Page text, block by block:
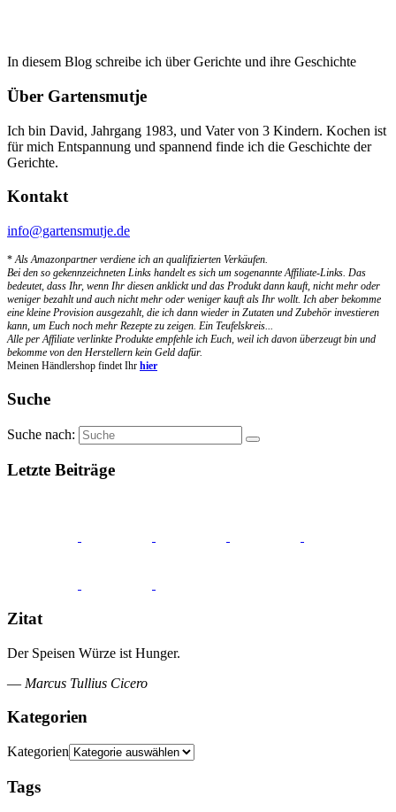
In diesem Blog schreibe ich über Gerichte und ihre Geschichte
Über Gartensmutje
Ich bin David, Jahrgang 1983, und Vater von 3 Kindern. Kochen ist
für mich Entspannung und spannend finde ich die Geschichte der
Gerichte.
Kontakt
info@gartensmutje.de
*Als Amazonpartner verdiene ich an qualifizierten Verkäufen.
Bei den so gekennzeichneten Links handelt es sich um sogenannte Affiliate-Links. Das
bedeutet, dass Ihr, wenn Ihr diesen anklickt und das Produkt dann kauft, nicht mehr oder
weniger bezahlt und auch nicht mehr oder weniger kauft als Ihr wollt. Ich aber bekomme
eine kleine Provision ausgezahlt, die ich dann wieder in Zutaten und Zubehör investieren
kann, um Euch noch mehr Rezepte zu zeigen. Ein Teufelskreis...
Alle per Affiliate verlinkte Produkte empfehle ich Euch, weil ich davon überzeugt bin und
bekomme von den Herstellern kein Geld dafür.
Meinen Händlershop findet Ihr hier
Suche
Suche nach:
Letzte Beiträge
Zitat
Der Speisen Würze ist Hunger.
— Marcus Tullius Cicero
Kategorien
Kategorien
Tags